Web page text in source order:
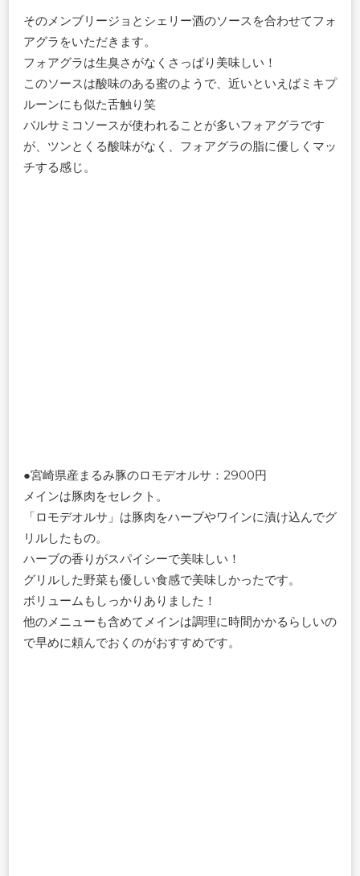
そのメンブリージョとシェリー酒のソースを合わせてフォ
アグラをいただきます。
フォアグラは生臭さがなくさっぱり美味しい！
このソースは酸味のある蜜のようで、近いといえばミキプ
ルーンにも似た舌触り笑
バルサミコソースが使われることが多いフォアグラです
が、ツンとくる酸味がなく、フォアグラの脂に優しくマッ
チする感じ。
●宮崎県産まるみ豚のロモデオルサ：2900円
メインは豚肉をセレクト。
「ロモデオルサ」は豚肉をハーブやワインに漬け込んでグ
リルしたもの。
ハーブの香りがスパイシーで美味しい！
グリルした野菜も優しい食感で美味しかったです。
ボリュームもしっかりありました！
他のメニューも含めてメインは調理に時間かかるらしいの
で早めに頼んでおくのがおすすめです。